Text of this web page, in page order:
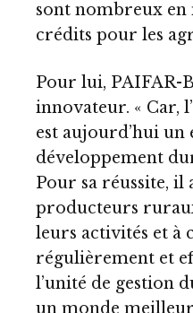
sont nombreux en
crédits pour les
Pour lui, PAIFAR-
innovateur. « Car,
est aujourd’hui
développement
Pour sa réussite, il
producteurs
leurs activités et à
régulièrement et
l’unité de gestion
un monde